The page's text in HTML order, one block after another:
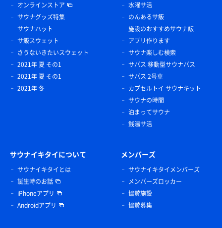
オンラインストア
サウナグッズ特集
サウナハット
サ飯スウェット
さうないきたいスウェット
2021年 夏 その1
2021年 夏 その1
2021年 冬
水曜サ活
のんあるサ飯
施設のおすすめサウナ飯
アプリ作ります
サウナ楽しむ検索
サバス 移動型サウナバス
サバス 2号車
カプセルトイ サウナキット
サウナの時間
泊まってサウナ
銭湯サ活
サウナイキタイについて
サウナイキタイとは
誕生時のお話
iPhoneアプリ
Androidアプリ
メンバーズ
サウナイキタイメンバーズ
メンバーズロッカー
協賛施設
協賛募集